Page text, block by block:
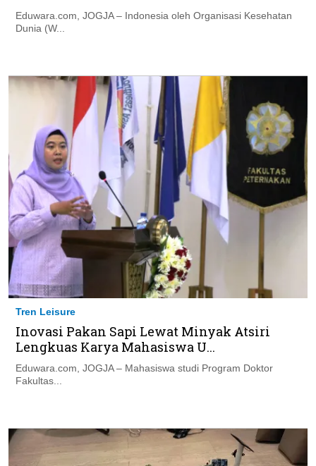
Eduwara.com, JOGJA – Indonesia oleh Organisasi Kesehatan
Dunia (W...
Tren Leisure
Inovasi Pakan Sapi Lewat Minyak Atsiri
Lengkuas Karya Mahasiswa U...
Eduwara.com, JOGJA – Mahasiswa studi Program Doktor
Fakultas...